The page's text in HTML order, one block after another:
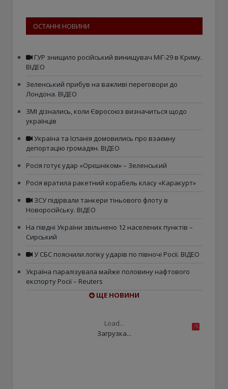
ОСТАННІ НОВИНИ
ГУР знищило російський винищувач МіГ-29 в Криму.
ВІДЕО
Зеленський прибув на важливі переговори до
Лондона. ВІДЕО
ЗМІ дізнались, коли Євросоюз визначиться щодо
українців
Україна та Іспанія домовились про взаємну
депортацію громадян. ВІДЕО
Росія готує удар «Орєшніком» – Зеленський
Росія вратила ракетний корабель класу «Каракурт»
ЗСУ підірвали танкери тіньового флоту в
Новоросійську. ВІДЕО
На півдні України звільнено 12 населених пунктів –
Сирський
У СБС пояснили логіку ударів по півночі Росії. ВІДЕО
Україна паралізувала майже половину нафтового
експорту Росії – Reuters
ЩЕ НОВИНИ
Load...
Загрузка...